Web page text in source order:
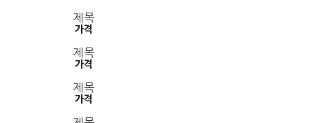
제목
가격
제목
가격
제목
가격